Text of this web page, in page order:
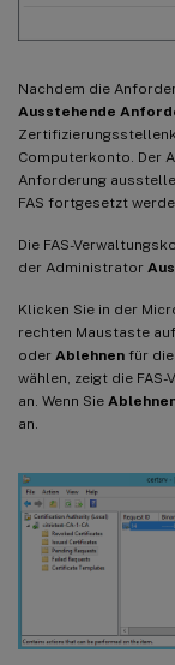
Nachdem die
Ausstehende
Computerkonto. Der
Anforderung
FAS fortgesetzt
Die FAS-
der Administrator
Klicken Sie in der
rechten Maustaste auf
oder Ablehnen für
wählen, zeigt die
an. Wenn Sie
an.